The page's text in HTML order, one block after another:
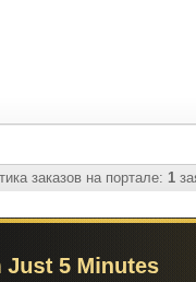
заказов на портале: 1